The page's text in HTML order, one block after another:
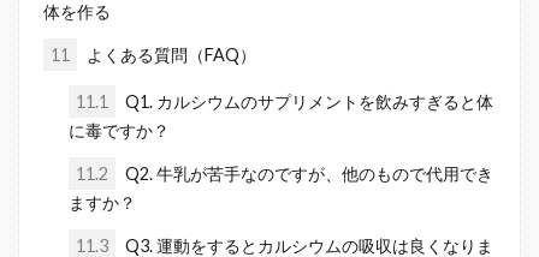
体を作る
11 よくある質問（FAQ）
11.1
Q1. カルシウムのサプリメントを飲みすぎると体
に毒ですか？
11.2
Q2. 牛乳が苦手なのですが、他のもので代用でき
ますか？
11.3
Q3. 運動をするとカルシウムの吸収は良くなりま